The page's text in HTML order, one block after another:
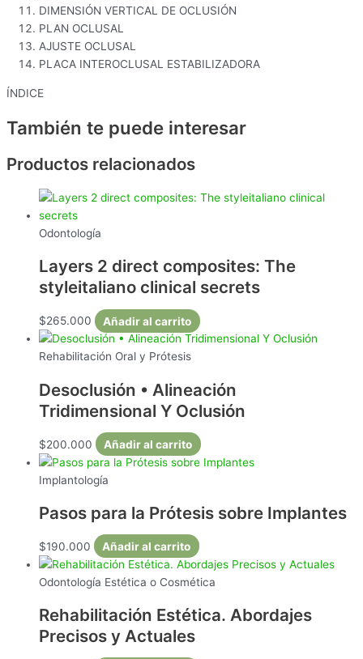
DIMENSIÓN VERTICAL DE OCLUSIÓN
PLAN OCLUSAL
AJUSTE OCLUSAL
PLACA INTEROCLUSAL ESTABILIZADORA
ÍNDICE
También te puede interesar
Productos relacionados
Odontología
Layers 2 direct composites: The
styleitaliano clinical secrets
$265.000 Añadir al carrito
Rehabilitación Oral y Prótesis
Desoclusión • Alineación
Tridimensional Y Oclusión
$200.000 Añadir al carrito
Implantología
Pasos para la Prótesis sobre Implantes
$190.000 Añadir al carrito
Odontología Estética o Cosmética
Rehabilitación Estética. Abordajes
Precisos y Actuales